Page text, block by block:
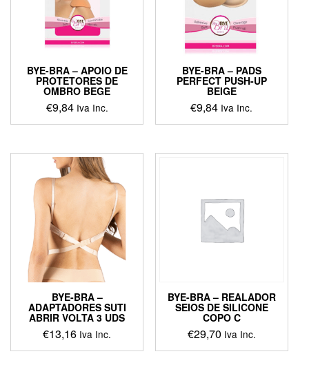
BYE-BRA – APOIO DE
PROTETORES DE
OMBRO BEGE
€9,84 Iva Inc.
BYE-BRA – PADS
PERFECT PUSH-UP
BEIGE
€9,84 Iva Inc.
BYE-BRA –
ADAPTADORES SUTI
ABRIR VOLTA 3 UDS
€13,16 Iva Inc.
BYE-BRA – REALADOR
SEIOS DE SILICONE
COPO C
€29,70 Iva Inc.
This